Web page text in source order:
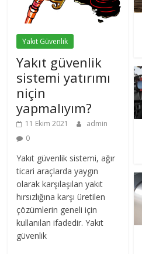
Yakıt Güvenlik
Yakıt güvenlik
sistemi yatırımı
niçin
yapmalıyım?
11 Ekim 2021
admin
0
Yakıt güvenlik sistemi, ağır
ticari araçlarda yaygın
olarak karşılaşılan yakıt
hırsızlığına karşı üretilen
çözümlerin geneli için
kullanılan ifadedir. Yakıt
güvenlik